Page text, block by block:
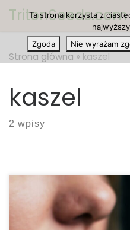
Przejdź do treści
TritonSeeds.com
Strona główna » kaszel
kaszel
2 wpisy
Prawie wszyscy palacze
podczas palenia
Ta strona korzysta z
Zgoda
Nie wyrażam